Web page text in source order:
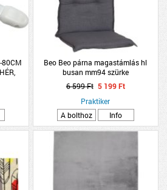
80CM
Beo Beo párna magastámlás hl
busan mm94 szürke
6 599 Ft 5 199 Ft
Praktiker
A bolthoz
Info